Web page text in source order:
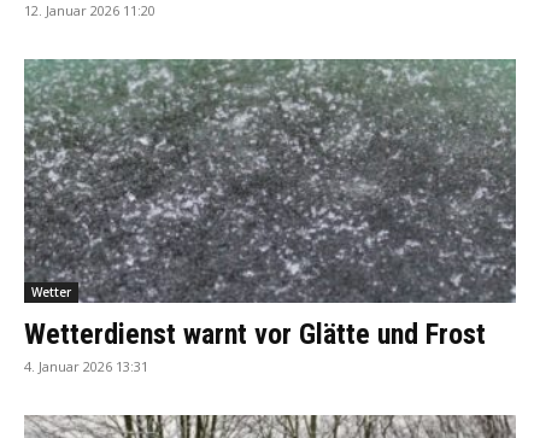
12. Januar 2026 11:20
Wetter
Wetterdienst warnt vor Glätte und Frost
4. Januar 2026 13:31